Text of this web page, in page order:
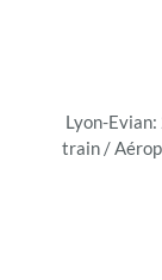
Lyon-
train /